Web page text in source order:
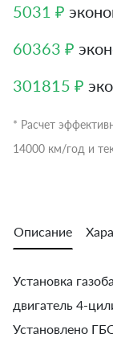
5031 ₽
60363 ₽
301815 ₽
* Расчет
14000 км/год и
Описание
Установка
двигатель 4-
Установлено